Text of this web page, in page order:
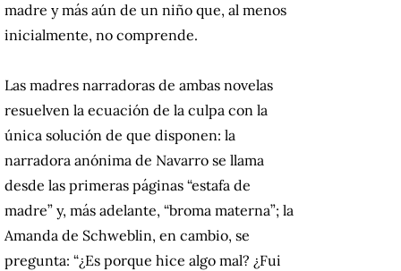
madre y más aún de un niño que, al menos
inicialmente, no comprende.
Las madres narradoras de ambas novelas
resuelven la ecuación de la culpa con la
única solución de que disponen: la
narradora anónima de Navarro se llama
desde las primeras páginas “estafa de
madre” y, más adelante, “broma materna”; la
Amanda de Schweblin, en cambio, se
pregunta: “¿Es porque hice algo mal? ¿Fui